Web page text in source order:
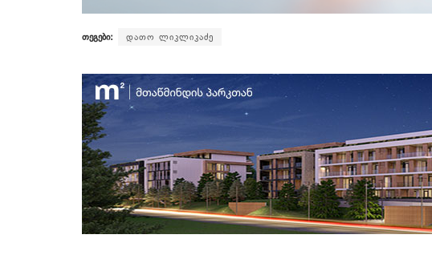
თეგები: დათო ლიკლიკაძე